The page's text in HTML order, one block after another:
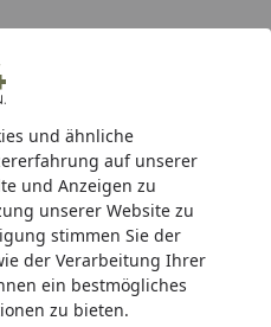
und ähnliche
auf unserer
und Anzeigen zu
unserer Website zu
stimmen Sie der
der Verarbeitung Ihrer
ein bestmögliches
zu bieten.
Hotline
& Pool-
bis 468,99€)